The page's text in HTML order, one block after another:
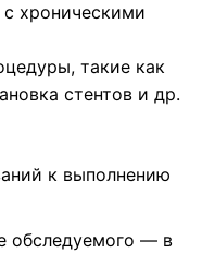
хроническими
такие как
стентов и др.
к выполнению
обследуемого — в